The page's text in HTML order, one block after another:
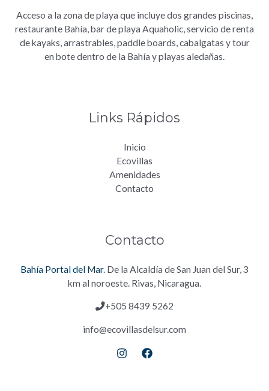
Acceso a la zona de playa que incluye dos grandes piscinas,
restaurante Bahía, bar de playa Aquaholic, servicio de renta
de kayaks, arrastrables, paddle boards, cabalgatas y tour
en bote dentro de la Bahía y playas aledañas.
Links Rápidos
Inicio
Ecovillas
Amenidades
Contacto
Contacto
Bahía Portal del Mar. De la Alcaldía de San Juan del Sur, 3
km al noroeste. Rivas, Nicaragua.
+505 8439 5262
info@ecovillasdelsur.com